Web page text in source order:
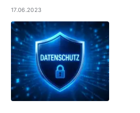
17.06.2023